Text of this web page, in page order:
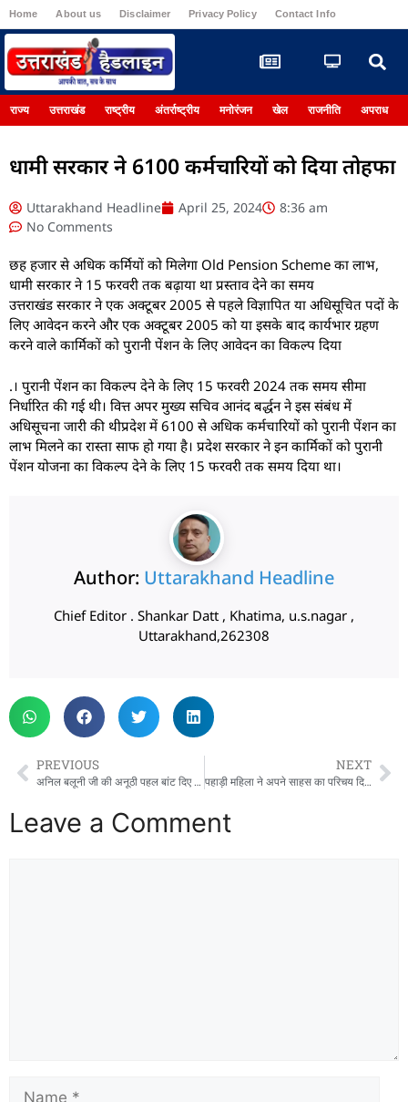
Home About us Disclaimer Privacy Policy Contact Info
राज्य उत्तराखंड राष्ट्रीय अंतर्राष्ट्रीय मनोरंजन खेल राजनीति अपराध
धामी सरकार ने 6100 कर्मचारियों को दिया तोहफा
Uttarakhand Headline April 25, 2024
8:36 am
No Comments
छह हजार से अधिक कर्मियों को मिलेगा Old Pension Scheme का लाभ,
धामी सरकार ने 15 फरवरी तक बढ़ाया था प्रस्ताव देने का समय
उत्तराखंड सरकार ने एक अक्टूबर 2005 से पहले विज्ञापित या अधिसूचित पदों के
लिए आवेदन करने और एक अक्टूबर 2005 को या इसके बाद कार्यभार ग्रहण
करने वाले कार्मिकों को पुरानी पेंशन के लिए आवेदन का विकल्प दिया
.। पुरानी पेंशन का विकल्प देने के लिए 15 फरवरी 2024 तक समय सीमा
निर्धारित की गई थी। वित्त अपर मुख्य सचिव आनंद बर्द्धन ने इस संबंध में
अधिसूचना जारी की थीप्रदेश में 6100 से अधिक कर्मचारियों को पुरानी पेंशन का
लाभ मिलने का रास्ता साफ हो गया है। प्रदेश सरकार ने इन कार्मिकों को पुरानी
पेंशन योजना का विकल्प देने के लिए 15 फरवरी तक समय दिया था।
Author: Uttarakhand Headline
Chief Editor . Shankar Datt , Khatima, u.s.nagar ,
Uttarakhand,262308
PREVIOUS
अनिल बलूनी जी की अनूठी पहल बांट दिए अपने उपहार
NEXT
पहाड़ी महिला ने अपने साहस का परिचय दिखाते हुए बाघ से भिड़ गई और अपने को और अपनी बकरियों को सुरक्षित बचाया
Leave a Comment